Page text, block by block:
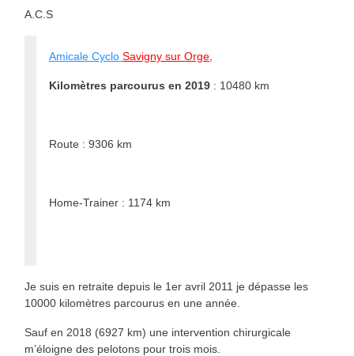
A.C.S
Amicale Cyclo Savigny sur Orge,
Kilomètres parcourus en 2019 : 10480 km
Route : 9306 km
Home-Trainer : 1174 km
Je suis en retraite depuis le 1er avril 2011 je dépasse les
10000 kilomètres parcourus en une année.
Sauf en 2018 (6927 km) une intervention chirurgicale
m’éloigne des pelotons pour trois mois.